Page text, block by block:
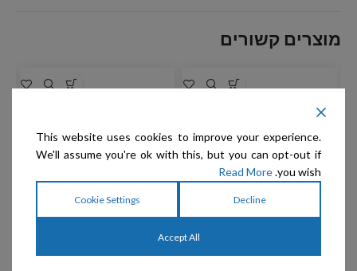
מוצרים קשורים
משולשת ידית עץ סיסם
אקסטרה קטנה ידית עץ סיסם
This website uses cookies to improve your experience.
We'll assume you're ok with this, but you can opt-out if
you wish.
Read More
Decline
Cookie Settings
Accept All